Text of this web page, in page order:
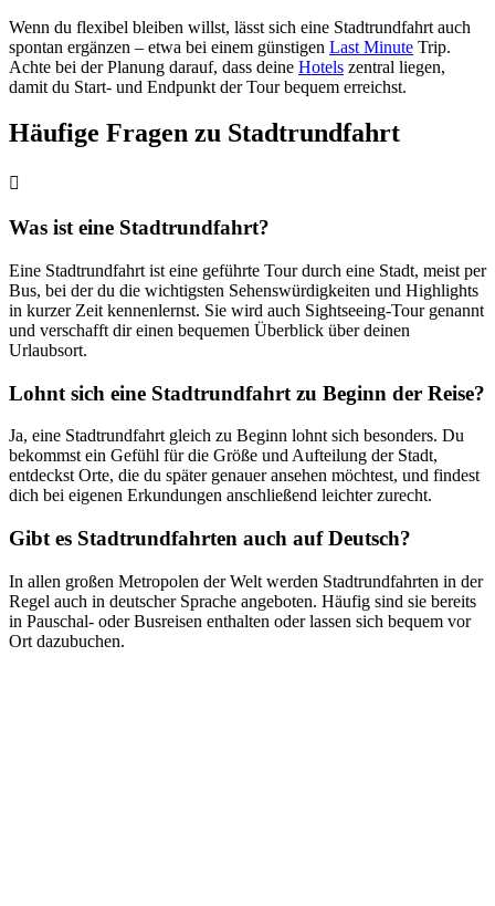
Wenn du flexibel bleiben willst, lässt sich eine Stadtrundfahrt auch
spontan ergänzen – etwa bei einem günstigen Last Minute Trip.
Achte bei der Planung darauf, dass deine Hotels zentral liegen,
damit du Start- und Endpunkt der Tour bequem erreichst.
Häufige Fragen zu Stadtrundfahrt
Was ist eine Stadtrundfahrt?
Eine Stadtrundfahrt ist eine geführte Tour durch eine Stadt, meist per
Bus, bei der du die wichtigsten Sehenswürdigkeiten und Highlights
in kurzer Zeit kennenlernst. Sie wird auch Sightseeing-Tour genannt
und verschafft dir einen bequemen Überblick über deinen
Urlaubsort.
Lohnt sich eine Stadtrundfahrt zu Beginn der Reise?
Ja, eine Stadtrundfahrt gleich zu Beginn lohnt sich besonders. Du
bekommst ein Gefühl für die Größe und Aufteilung der Stadt,
entdeckst Orte, die du später genauer ansehen möchtest, und findest
dich bei eigenen Erkundungen anschließend leichter zurecht.
Gibt es Stadtrundfahrten auch auf Deutsch?
In allen großen Metropolen der Welt werden Stadtrundfahrten in der
Regel auch in deutscher Sprache angeboten. Häufig sind sie bereits
in Pauschal- oder Busreisen enthalten oder lassen sich bequem vor
Ort dazubuchen.